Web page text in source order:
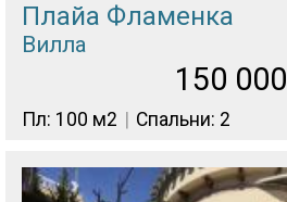
Плайа Фламенка
Вилла
150 000
Пл: 100 м2 Спальни: 2